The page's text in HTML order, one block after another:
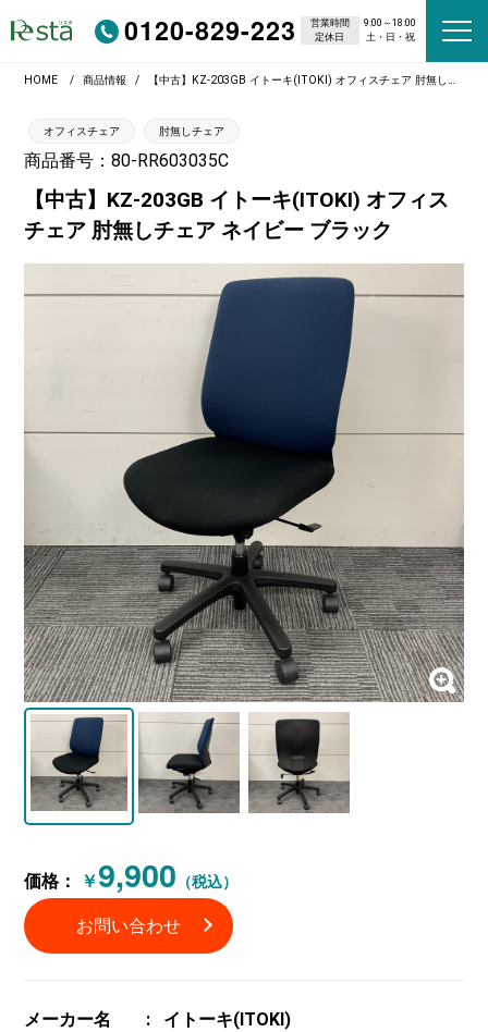
0120-829-223 営業時間
9:00～18:00
定休日
土・日・祝
HOME 商品情報 【中古】KZ-203GB イトーキ(ITOKI) オフィスチェア 肘無しチェア ネイビー ブラック
オフィスチェア 肘無しチェア
商品番号：80-RR603035C
【中古】KZ-203GB イトーキ(ITOKI) オフィス
チェア 肘無しチェア ネイビー ブラック
価格： ￥9,900 （税込）
お問い合わせ
メーカー名
イトーキ(ITOKI)